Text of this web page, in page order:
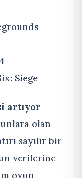
Siege
artıyor
olan
sayılır bir
verilerine
oyun